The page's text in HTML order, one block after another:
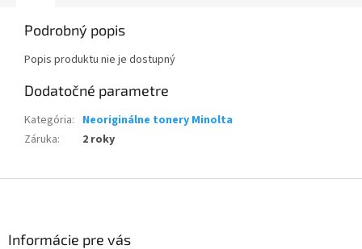
Podrobný popis
Popis produktu nie je dostupný
Dodatočné parametre
Kategória: Neoriginálne tonery Minolta
Záruka: 2 roky
Informácie pre vás